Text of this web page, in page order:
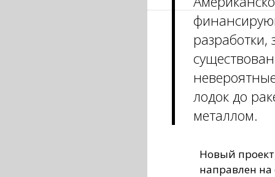
разработки,
лодок до
металлом.
Новый
направлен